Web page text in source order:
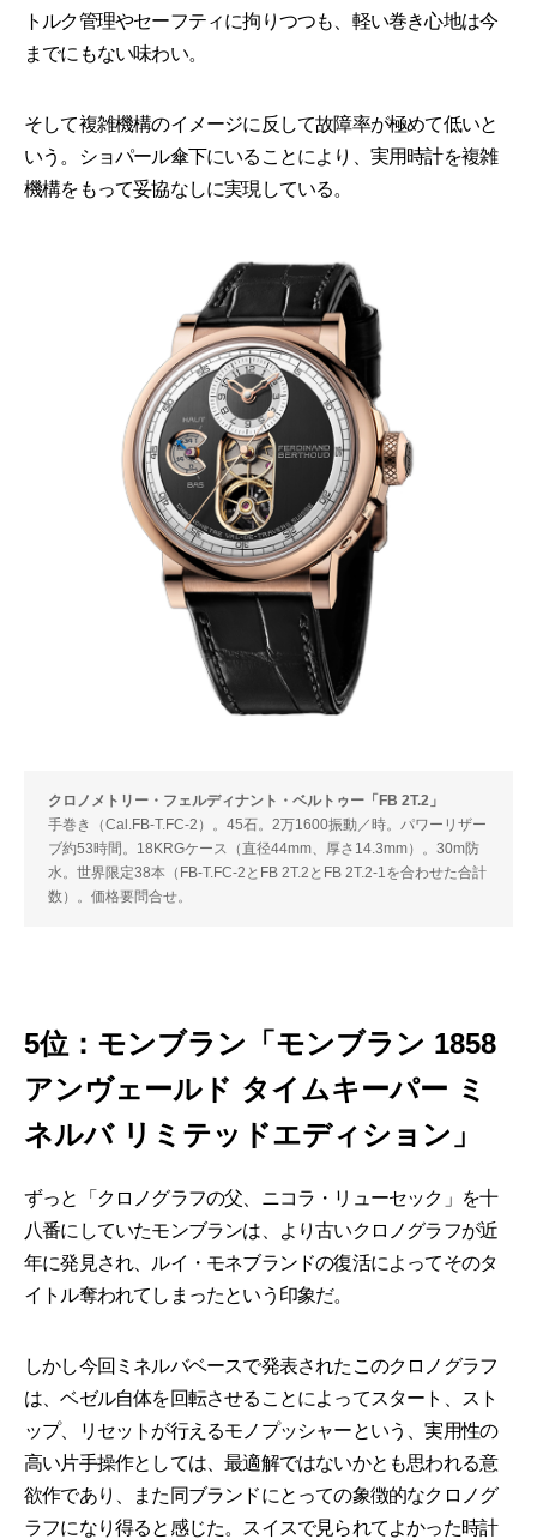
トルク管理やセーフティに拘りつつも、軽い巻き心地は今
までにもない味わい。
そして複雑機構のイメージに反して故障率が極めて低いと
いう。ショパール傘下にいることにより、実用時計を複雑
機構をもって妥協なしに実現している。
クロノメトリー・フェルディナント・ベルトゥー「FB 2T.2」
手巻き（Cal.FB-T.FC-2）。45石。2万1600振動／時。パワーリザー
ブ約53時間。18KRGケース（直径44mm、厚さ14.3mm）。30m防
水。世界限定38本（FB-T.FC-2とFB 2T.2とFB 2T.2-1を合わせた合計
数）。価格要問合せ。
5位：モンブラン「モンブラン 1858
アンヴェールド タイムキーパー ミ
ネルバ リミテッドエディション」
ずっと「クロノグラフの父、ニコラ・リューセック」を十
八番にしていたモンブランは、より古いクロノグラフが近
年に発見され、ルイ・モネブランドの復活によってそのタ
イトル奪われてしまったという印象だ。
しかし今回ミネルバベースで発表されたこのクロノグラフ
は、ベゼル自体を回転させることによってスタート、スト
ップ、リセットが行えるモノプッシャーという、実用性の
高い片手操作としては、最適解ではないかとも思われる意
欲作であり、また同ブランドにとっての象徴的なクロノグ
ラフになり得ると感じた。スイスで見られてよかった時計